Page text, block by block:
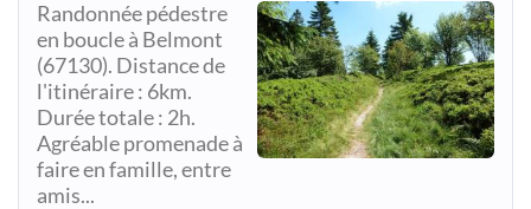
Randonnée pédestre
en boucle à Belmont
(67130). Distance de
l'itinéraire : 6km.
Durée totale : 2h.
Agréable promenade à
faire en famille, entre
amis...